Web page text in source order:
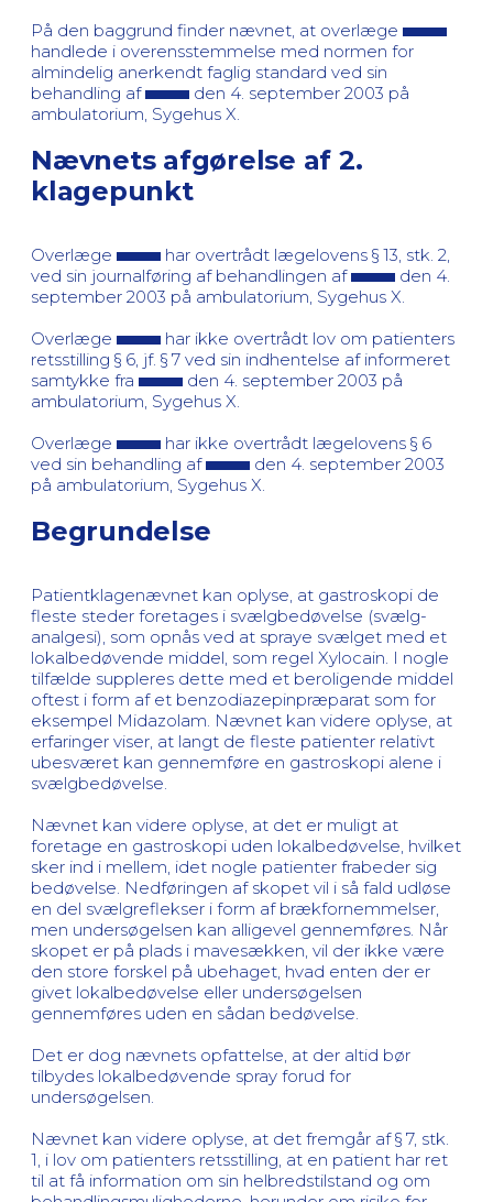
På den baggrund finder nævnet, at overlæge
handlede i overensstemmelse med normen for
almindelig anerkendt faglig standard ved sin
behandling af
den 4. september 2003 på
ambulatorium, Sygehus X.
Nævnets afgørelse af 2.
klagepunkt
Overlæge
har overtrådt lægelovens § 13, stk. 2,
ved sin journalføring af behandlingen af
den 4.
september 2003 på ambulatorium, Sygehus X.
Overlæge
har ikke overtrådt lov om patienters
retsstilling § 6, jf. § 7 ved sin indhentelse af informeret
samtykke fra
den 4. september 2003 på
ambulatorium, Sygehus X.
Overlæge
har ikke overtrådt lægelovens § 6
ved sin behandling af
den 4. september 2003
på ambulatorium, Sygehus X.
Begrundelse
Patientklagenævnet kan oplyse, at gastroskopi de
fleste steder foretages i svælgbedøvelse (svælg-
analgesi), som opnås ved at spraye svælget med et
lokalbedøvende middel, som regel Xylocain. I nogle
tilfælde suppleres dette med et beroligende middel
oftest i form af et benzodiazepinpræparat som for
eksempel Midazolam. Nævnet kan videre oplyse, at
erfaringer viser, at langt de fleste patienter relativt
ubesværet kan gennemføre en gastroskopi alene i
svælgbedøvelse.
Nævnet kan videre oplyse, at det er muligt at
foretage en gastroskopi uden lokalbedøvelse, hvilket
sker ind i mellem, idet nogle patienter frabeder sig
bedøvelse. Nedføringen af skopet vil i så fald udløse
en del svælgreflekser i form af brækfornemmelser,
men undersøgelsen kan alligevel gennemføres. Når
skopet er på plads i mavesækken, vil der ikke være
den store forskel på ubehaget, hvad enten der er
givet lokalbedøvelse eller undersøgelsen
gennemføres uden en sådan bedøvelse.
Det er dog nævnets opfattelse, at der altid bør
tilbydes lokalbedøvende spray forud for
undersøgelsen.
Nævnet kan videre oplyse, at det fremgår af § 7, stk.
1, i lov om patienters retsstilling, at en patient har ret
til at få information om sin helbredstilstand og om